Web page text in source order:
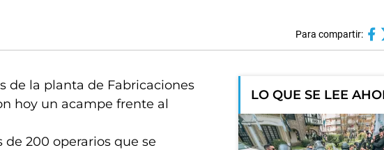
Para compartir:
de la planta de Fabricaciones
hoy un acampe frente al
200 operarios que se
LO QUE SE LEE